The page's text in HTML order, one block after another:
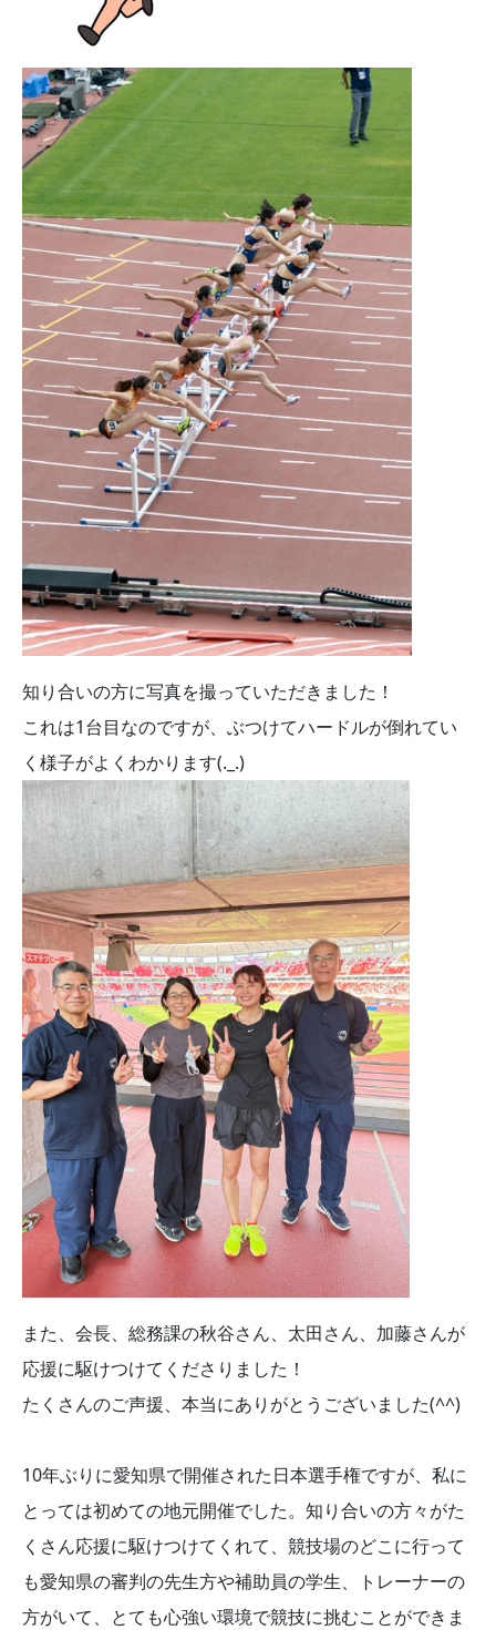
知り合いの方に写真を撮っていただきました！
これは1台目なのですが、ぶつけてハードルが倒れてい
く様子がよくわかります(._.)
また、会長、総務課の秋谷さん、太田さん、加藤さんが
応援に駆けつけてくださりました！
たくさんのご声援、本当にありがとうございました(^^)
10年ぶりに愛知県で開催された日本選手権ですが、私に
とっては初めての地元開催でした。知り合いの方々がた
くさん応援に駆けつけてくれて、競技場のどこに行って
も愛知県の審判の先生方や補助員の学生、トレーナーの
方がいて、とても心強い環境で競技に挑むことができま